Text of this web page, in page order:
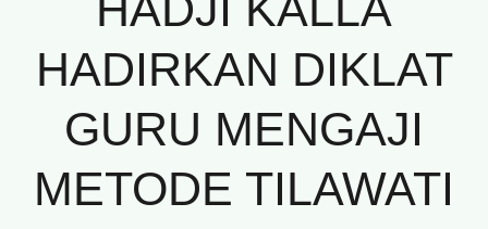
HADIRKAN DIKLAT
GURU MENGAJI
METODE TILAWATI